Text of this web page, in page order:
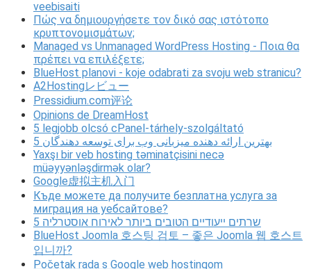
veebisaiti
Πώς να δημιουργήσετε τον δικό σας ιστότοπο
κρυπτονομισμάτων;
Managed vs Unmanaged WordPress Hosting - Ποια θα
πρέπει να επιλέξετε;
BlueHost planovi - koje odabrati za svoju web stranicu?
A2Hostingレビュー
Pressidium.com评论
Opinions de DreamHost
5 legjobb olcsó cPanel-tárhely-szolgáltató
5 بهترین ارائه دهنده میزبانی وب برای توسعه دهندگان
Yaxşı bir veb hosting təminatçisini necə
müəyyənləşdirmək olar?
Google虚拟主机入门
Къде можете да получите безплатна услуга за
миграция на уебсайтове?
5 שרתים ייעודיים הטובים ביותר לאירוח אוסטרליה
BlueHost Joomla 호스팅 검토 – 좋은 Joomla 웹 호스트
입니까?
Početak rada s Google web hostingom